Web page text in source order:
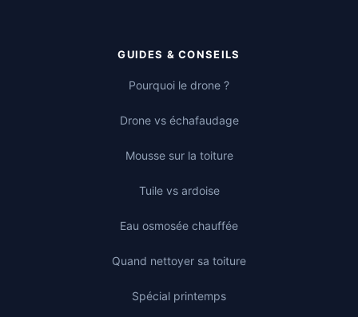
GUIDES & CONSEILS
Pourquoi le drone ?
Drone vs échafaudage
Mousse sur la toiture
Tuile vs ardoise
Eau osmosée chauffée
Quand nettoyer sa toiture
Spécial printemps